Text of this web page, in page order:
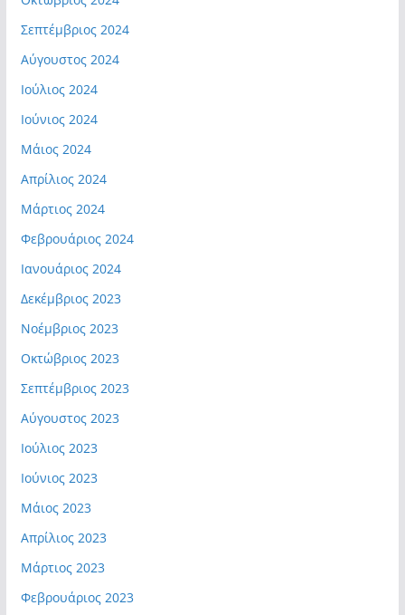
Σεπτέμβριος 2024
Αύγουστος 2024
Ιούλιος 2024
Ιούνιος 2024
Μάιος 2024
Απρίλιος 2024
Μάρτιος 2024
Φεβρουάριος 2024
Ιανουάριος 2024
Δεκέμβριος 2023
Νοέμβριος 2023
Οκτώβριος 2023
Σεπτέμβριος 2023
Αύγουστος 2023
Ιούλιος 2023
Ιούνιος 2023
Μάιος 2023
Απρίλιος 2023
Μάρτιος 2023
Φεβρουάριος 2023